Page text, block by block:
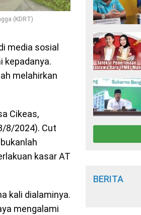
(KDRT)
media sosial
kepadanya.
melahirkan
Cikeas,
8/2024). Cut
kasar AT
kali dialaminya.
mengalami
BERITA